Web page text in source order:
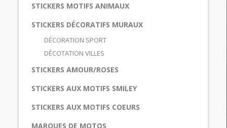
STICKERS MOTIFS ANIMAUX
STICKERS DÉCORATIFS MURAUX
DÉCORATION SPORT
DÉCOTATION VILLES
STICKERS AMOUR/ROSES
STICKERS AUX MOTIFS SMILEY
STICKERS AUX MOTIFS COEURS
MARQUES DE MOTOS